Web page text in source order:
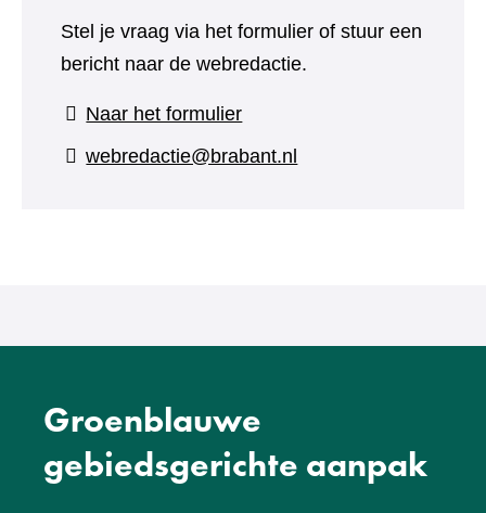
Stel je vraag via het formulier of stuur een
bericht naar de webredactie.
Naar het formulier(verwijst
naar
webredactie@brabant.nl
Groenblauwe
gebiedsgerichte aanpak